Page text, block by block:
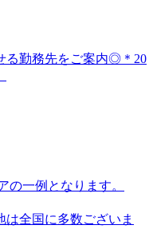
る勤務先をご案内◎＊20
一例となります。
全国に多数ございま